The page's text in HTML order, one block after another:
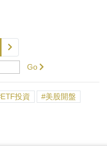
Go
ETF投資
美股開盤